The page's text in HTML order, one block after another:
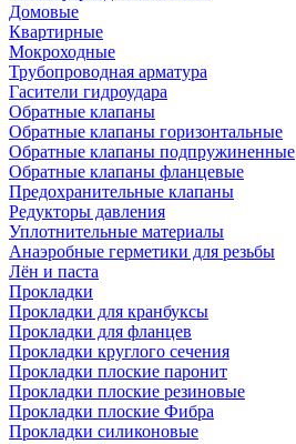
Домовые
Квартирные
Мокроходные
Трубопроводная арматура
Гасители гидроудара
Обратные клапаны
Обратные клапаны горизонтальные
Обратные клапаны подпружиненные
Обратные клапаны фланцевые
Предохранительные клапаны
Редукторы давления
Уплотнительные материалы
Анаэробные герметики для резьбы
Лён и паста
Прокладки
Прокладки для кранбуксы
Прокладки для фланцев
Прокладки круглого сечения
Прокладки плоские паронит
Прокладки плоские резиновые
Прокладки плоские Фибра
Прокладки силиконовые